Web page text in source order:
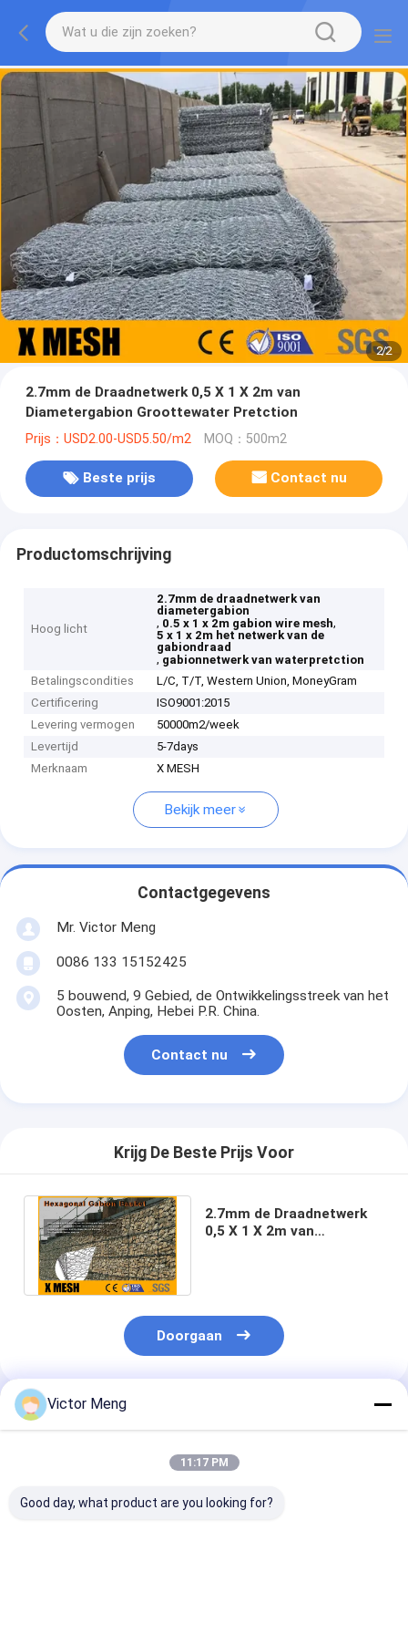
2/2
2.7mm de Draadnetwerk 0,5 X 1 X 2m van
Diametergabion Groottewater Pretction
Prijs：USD2.00-USD5.50/m2 MOQ：500m2
Beste prijs Contact nu
Productomschrijving
Hoog licht
2.7mm de draadnetwerk van
diametergabion
, 0.5 x 1 x 2m gabion wire mesh,
5 x 1 x 2m het netwerk van de
gabiondraad
, gabionnetwerk van waterpretction
Betalingscondities
L/C, T/T, Western Union, MoneyGram
Certificering
ISO9001:2015
Levering vermogen
50000m2/week
Levertijd
5-7days
Merknaam
X MESH
Bekijk meer
Contactgegevens
Mr. Victor Meng
0086 133 15152425
5 bouwend, 9 Gebied, de Ontwikkelingsstreek van het
Oosten, Anping, Hebei P.R. China.
Contact nu
Krijg De Beste Prijs Voor
2.7mm de Draadnetwerk
0,5 X 1 X 2m van
Doorgaan
Geadviseerde Producten
Victor Meng
11:17 PM
Good day, what product are you looking for?